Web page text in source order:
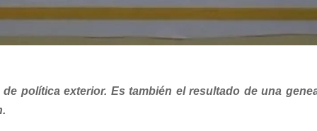
política exterior. Es también el resultado de una